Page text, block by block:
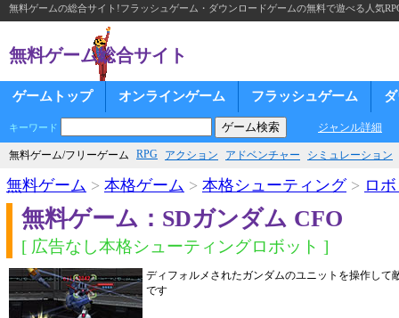
無料ゲームの総合サイト!フラッシュゲーム・ダウンロードゲームの無料で遊べる人気
無料ゲーム総合サイト
ゲームトップ オンラインゲーム フラッシュゲーム
キーワード ジャンル詳細
無料ゲーム/フリーゲーム RPG アクション アドベンチャー シミュレーション
無料ゲーム > 本格ゲーム > 本格シューティング> ロ
無料ゲーム：SDガンダム CFO
[ 広告なし本格シューティングロボット ]
ディフォルメされたガンダムのユニットを操作して
です